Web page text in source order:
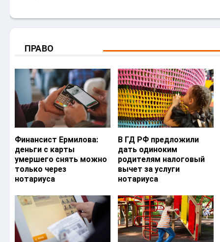
ПРАВО
Финансист Ермилова:
деньги с карты
умершего снять можно
только через
нотариуса
В ГД РФ предложили
дать одиноким
родителям налоговый
вычет за услуги
нотариуса